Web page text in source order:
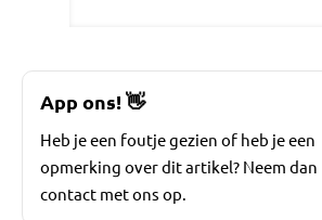
App ons!👋
Heb je een foutje gezien of heb je een
opmerking over dit artikel? Neem dan
contact met ons op.